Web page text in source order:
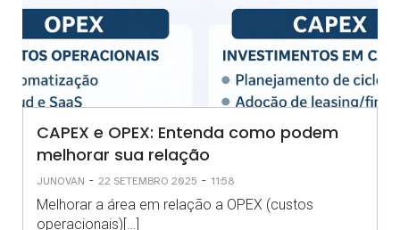
CAPEX e OPEX: Entenda como podem
melhorar sua relação
JUNOVAN - 22 SETEMBRO 2025 - 11:58
Melhorar a área em relação a OPEX (custos
operacionais)[…]